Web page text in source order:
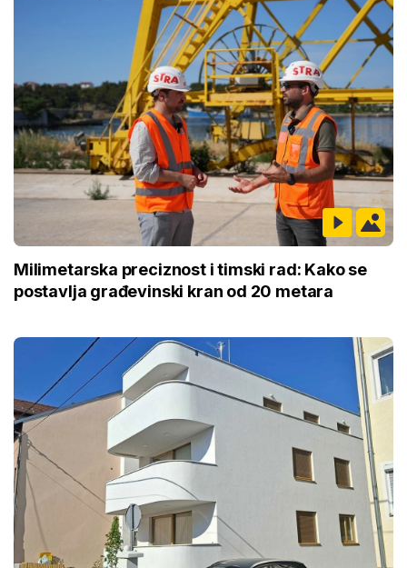
Milimetarska preciznost i timski rad: Kako se
postavlja građevinski kran od 20 metara